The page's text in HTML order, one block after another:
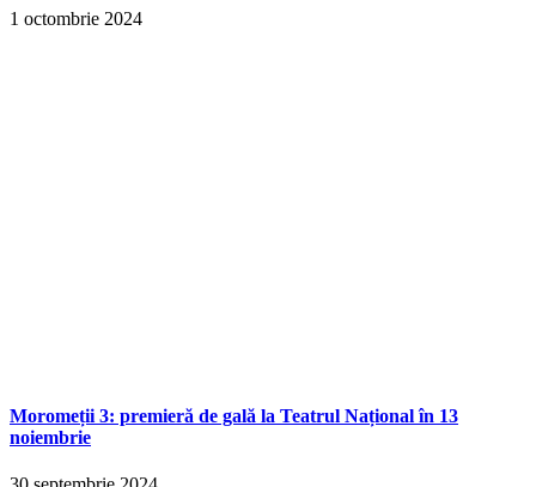
1 octombrie 2024
Moromeții 3: premieră de gală la Teatrul Național în 13
noiembrie